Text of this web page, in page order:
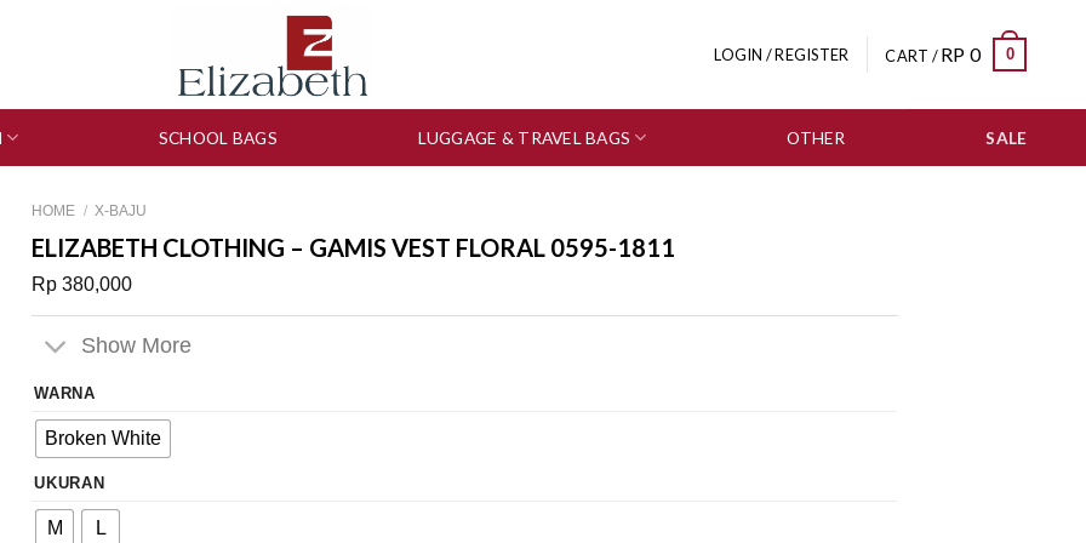
LOGIN / REGISTER CART /RP 0 0
SCHOOL BAGS LUGGAGE & TRAVEL BAGS OTHER SALE
HOME / X-BAJU
ELIZABETH CLOTHING – GAMIS VEST FLORAL 0595-1811
Rp 380,000
Show More
WARNA
Broken White
UKURAN
M L